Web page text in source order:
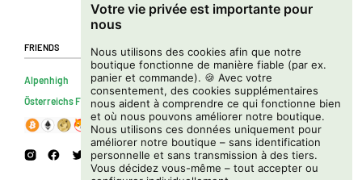
Votre vie privée est importante pour
nous
Nous utilisons des cookies afin que notre
boutique fonctionne de manière fiable (par ex.
panier et commande). 🍪 Avec votre
consentement, des cookies supplémentaires
nous aident à comprendre ce qui fonctionne bien
et où nous pouvons améliorer notre boutique.
Nous utilisons ces données uniquement pour
améliorer notre boutique – sans identification
personnelle et sans transmission à des tiers.
Vous décidez vous-même – tout accepter ou
Friends
Alpenhigh
Österreichs Firmenverzeichnis